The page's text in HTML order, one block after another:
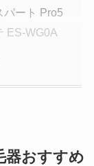
パート Pro5
ES-WG0A
器おすすめ